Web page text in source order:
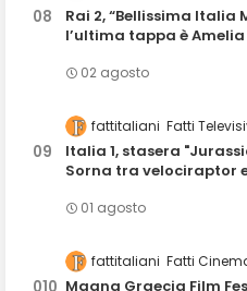
Rai 2, “Bellissima Italia
l’ultima tappa è Amelia
02 agosto
fattitaliani Fatti
Italia 1, stasera
Sorna tra velociraptor
01 agosto
fattitaliani Fatti
Magna Graecia Film